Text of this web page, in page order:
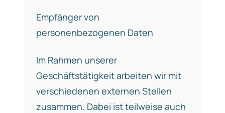
Empfänger von
personenbezogenen Daten
Im Rahmen unserer
Geschäftstätigkeit arbeiten wir mit
verschiedenen externen Stellen
zusammen. Dabei ist teilweise auch